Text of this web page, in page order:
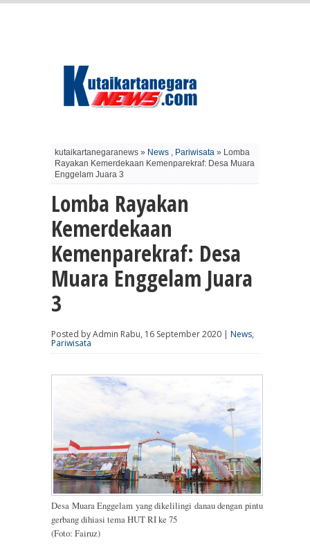
kutaikartanegaranews » News , Pariwisata » Lomba
Rayakan Kemerdekaan Kemenparekraf: Desa Muara
Enggelam Juara 3
Lomba Rayakan
Kemerdekaan
Kemenparekraf: Desa
Muara Enggelam Juara
3
Posted by Admin Rabu, 16 September 2020 | News,
Pariwisata
Desa Muara Enggelam yang dikelilingi danau dengan pintu
gerbang dihiasi tema HUT RI ke 75
(Foto: Fairuz)